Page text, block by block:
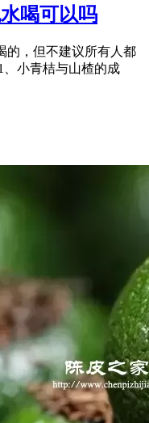
喝可以吗
的，但不建议所有人都
小青桔与山楂的成